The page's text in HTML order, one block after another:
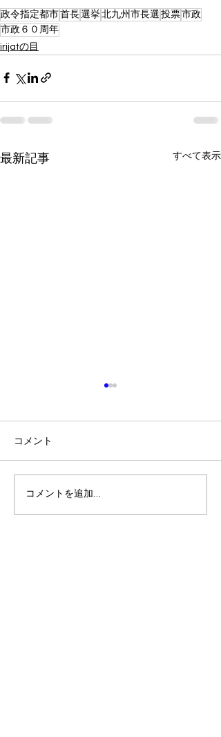
政令指定都市首長選挙 北九州市長選 投票市政
市政６０周年
irijatの目
最新記事 すべて表示
コメント
コメントを追加…